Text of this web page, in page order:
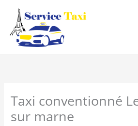
contenu
Taxi conventionné
sur marne